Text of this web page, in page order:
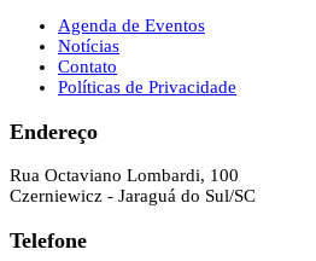
Agenda de Eventos
Notícias
Contato
Políticas de Privacidade
Endereço
Rua Octaviano Lombardi, 100
Czerniewicz - Jaraguá do Sul/SC
Telefone